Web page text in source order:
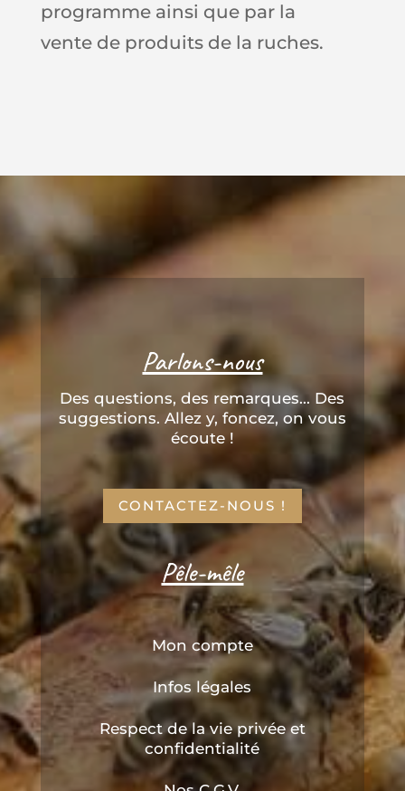
programme ainsi que par la
vente de produits de la ruches.
Parlons-nous
Des questions, des remarques... Des
suggestions. Allez y, foncez, on vous
écoute !
CONTACTEZ-NOUS !
Pêle-mêle
Mon compte
Infos légales
Respect de la vie privée et
confidentialité